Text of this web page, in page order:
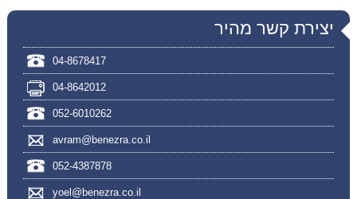
יצירת קשר מהיר
04-8678417
04-8642012
052-6010262
avram@benezra.co.il
052-4387878
yoel@benezra.co.il